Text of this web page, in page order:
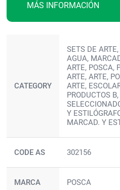
MÁS INFORMACIÓN
CATEGORY
SETS DE
AGUA,
ARTE, POSCA,
ARTE, ARTE,
ARTE,
PRODUCTOS
Y
MARCAD. Y
CODE AS 302156
MARCA POSCA